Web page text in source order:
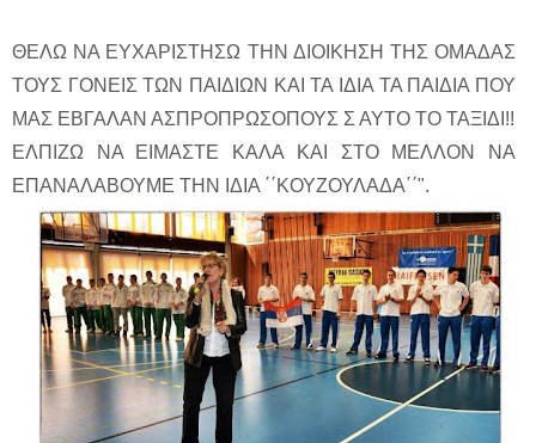
ΘΕΛΩ ΝΑ ΕΥΧΑΡΙΣΤΗΣΩ ΤΗΝ ΔΙΟΙΚΗΣΗ ΤΗΣ ΟΜΑΔΑΣ
ΤΟΥΣ ΓΟΝΕΙΣ ΤΩΝ ΠΑΙΔΙΩΝ ΚΑΙ ΤΑ ΙΔΙΑ ΤΑ ΠΑΙΔΙΑ ΠΟΥ
ΜΑΣ ΕΒΓΑΛΑΝ ΑΣΠΡΟΠΡΩΣΟΠΟΥΣ Σ ΑΥΤΟ ΤΟ ΤΑΞΙΔΙ!!
ΕΛΠΙΖΩ ΝΑ ΕΙΜΑΣΤΕ ΚΑΛΑ ΚΑΙ ΣΤΟ ΜΕΛΛΟΝ ΝΑ
ΕΠΑΝΑΛΑΒΟΥΜΕ ΤΗΝ ΙΔΙΑ ΄΄ΚΟΥΖΟΥΛΑΔΑ΄΄".